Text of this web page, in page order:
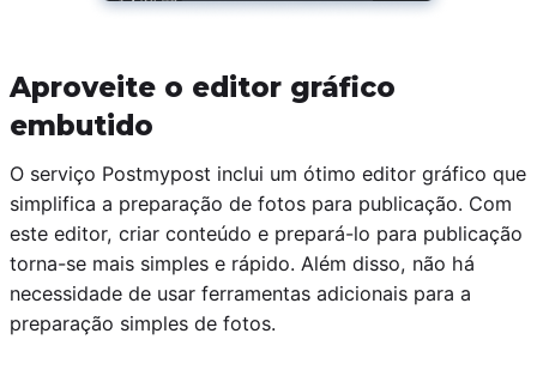
Aproveite o editor gráfico
embutido
O serviço Postmypost inclui um ótimo editor gráfico que
simplifica a preparação de fotos para publicação. Com
este editor, criar conteúdo e prepará-lo para publicação
torna-se mais simples e rápido. Além disso, não há
necessidade de usar ferramentas adicionais para a
preparação simples de fotos.